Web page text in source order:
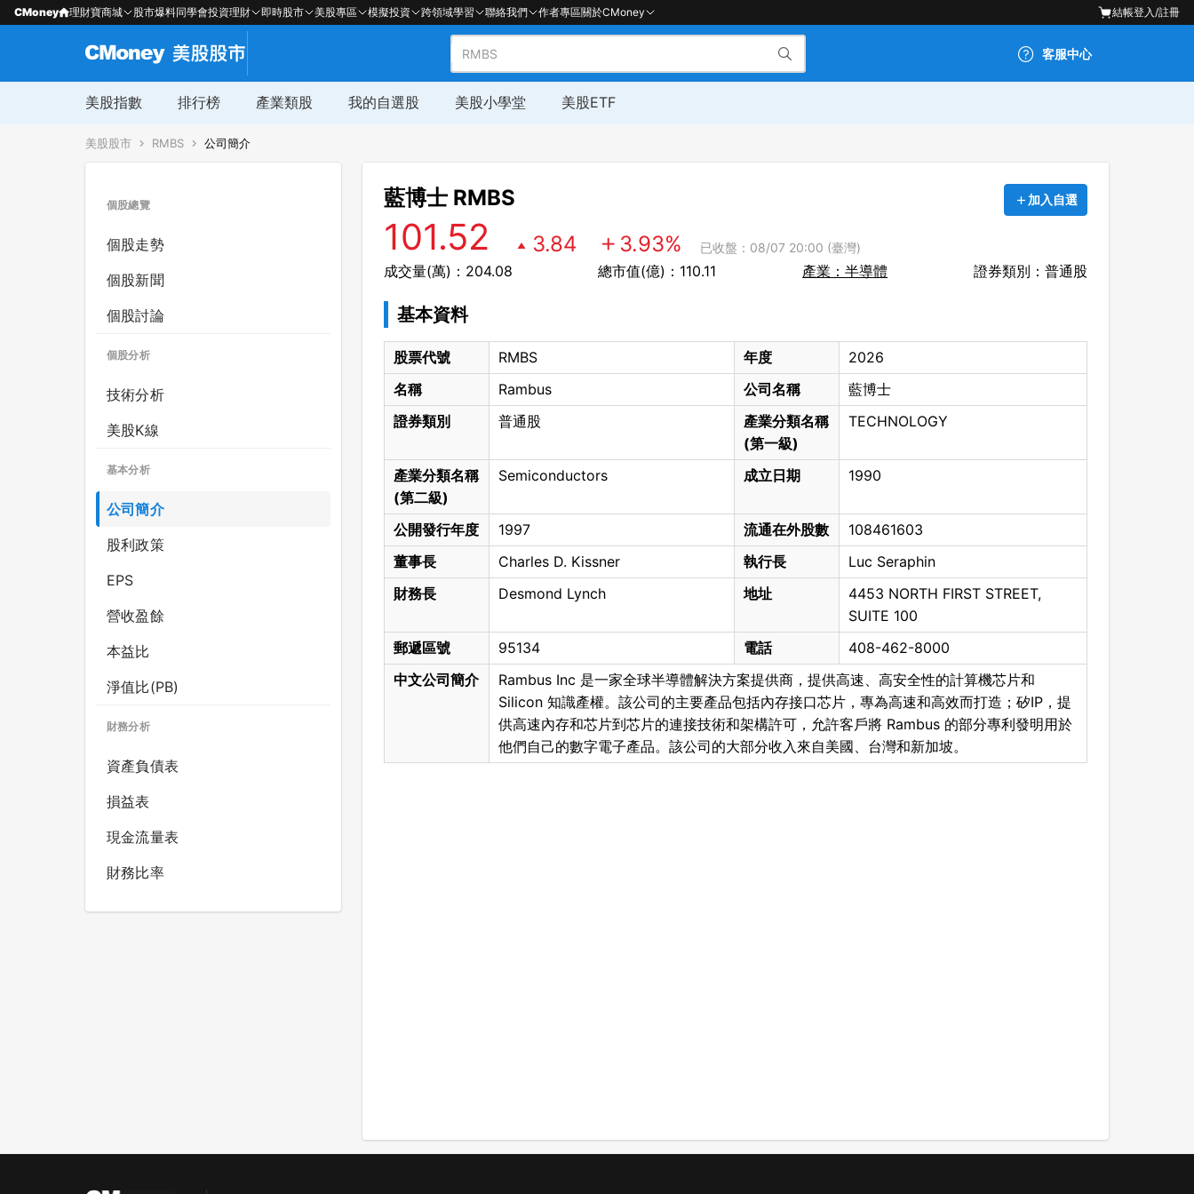
CMoney 理財寶商城 股市爆料同學會投資理財 即時股市 美股專區 模擬投資 跨領域學習 聯絡我們 作者專區關於CMoney 結帳登入/註冊
客服中心
美股指數 排行榜 產業類股 我的自選股 美股小學堂 美股ETF
美股股市 RMBS 公司簡介
個股總覽
個股走勢
個股新聞
個股討論
個股分析
技術分析
美股K線
基本分析
公司簡介
股利政策
EPS
營收盈餘
本益比
淨值比(PB)
財務分析
資產負債表
損益表
現金流量表
財務比率
藍博士 RMBS 加入自選
101.52 3.84 3.93% 已收盤：08/07 20:00 (臺灣)
成交量(萬)：204.08 總市值(億)：110.11 產業：半導體 證券類別：普通股
基本資料
股票代號 RMBS 年度
2026
名稱
Rambus 公司名稱
藍博士
證券類別
普通股
產業分類名稱
(第一級)
TECHNOLOGY
產業分類名稱
(第二級)
Semiconductors 成立日期 1990
公開發行年度 1997 流通在外股數
108461603
董事長
Charles D. Kissner 執行長
Luc Seraphin
財務長
Desmond Lynch 地址
4453 NORTH FIRST STREET,
SUITE 100
郵遞區號
95134 電話
408-462-8000
中文公司簡介
Rambus Inc 是一家全球半導體解決方案提供商，提供高速、高安全性的計算機芯片和
Silicon 知識產權。該公司的主要產品包括內存接口芯片，專為高速和高效而打造；矽IP，提
供高速內存和芯片到芯片的連接技術和架構許可，允許客戶將 Rambus 的部分專利發明用於
他們自己的數字電子產品。該公司的大部分收入來自美國、台灣和新加坡。